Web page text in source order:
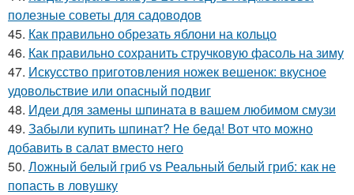
полезные советы для садоводов
45. Как правильно обрезать яблони на кольцо
46. Как правильно сохранить стручковую фасоль на зиму
47. Искусство приготовления ножек вешенок: вкусное
удовольствие или опасный подвиг
48. Идеи для замены шпината в вашем любимом смузи
49. Забыли купить шпинат? Не беда! Вот что можно
добавить в салат вместо него
50. Ложный белый гриб vs Реальный белый гриб: как не
попасть в ловушку